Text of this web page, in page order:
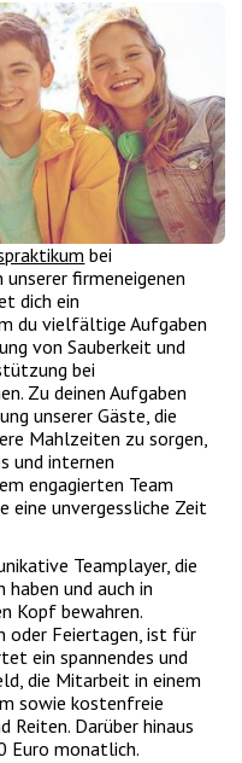
bei
firmeneigenen
dich ein
du vielfältige Aufgaben
von Sauberkeit und
bei
Zu deinen Aufgaben
unserer Gäste, die
Mahlzeiten zu sorgen,
und internen
engagierten Team
eine unvergessliche Zeit
Teamplayer, die
haben und auch in
Kopf bewahren.
oder Feiertagen, ist für
ein spannendes und
die Mitarbeit in einem
sowie kostenfreie
Darüber hinaus
Euro monatlich.